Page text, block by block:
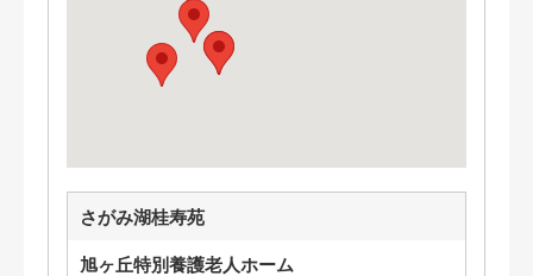
さがみ湖桂寿苑
旭ヶ丘特別養護老人ホーム